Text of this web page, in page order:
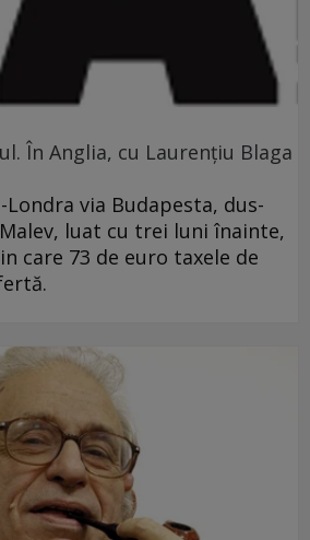
În Anglia, cu Laurenţiu Blaga
Londra via Budapesta, dus-
luat cu trei luni înainte,
care 73 de euro taxele de